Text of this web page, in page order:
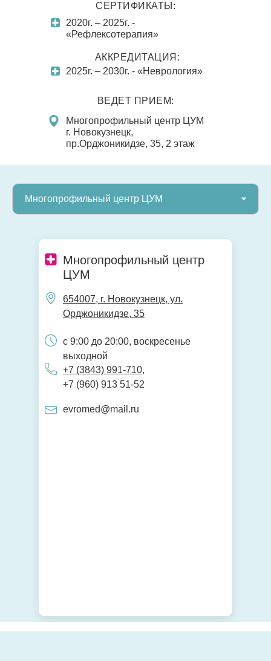
СЕРТИФИКАТЫ:
АККРЕДИТАЦИЯ:
2025г. – 2030г. - «Неврология»
2020г. – 2025г. -
«Рефлексотерапия»
ВЕДЕТ ПРИЕМ:
Многопрофильный центр ЦУМ
г. Новокузнецк,
пр.Орджоникидзе, 35, 2 этаж
Многопрофильный центр
ЦУМ
654007, г. Новокузнецк, ул.
Орджоникидзе, 35
с 9:00 до 20:00, воскресенье
выходной
+7 (3843) 991-710,
+7 (960) 913 51-52
evromed@mail.ru